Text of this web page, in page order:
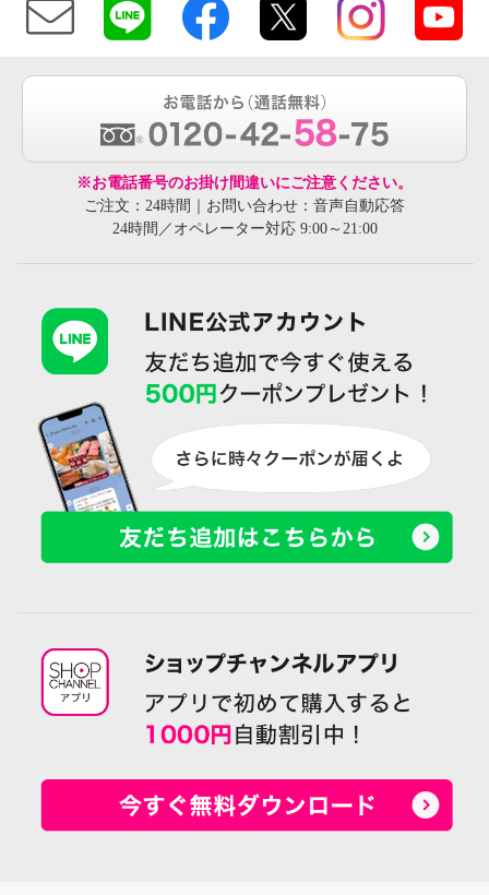
※お電話番号のお掛け間違いにご注意ください。
ご注文：24時間｜お問い合わせ：音声自動応答
24時間／オペレーター対応 9:00～21:00